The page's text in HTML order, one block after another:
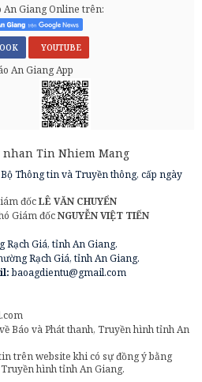
An Giang Online trên:
YOUTUBE
An Giang App
Thông tin và Truyền thông, cấp ngày
đốcLÊ VĂN CHUYỂN
Giám đốcNGUYỄN VIỆT TIẾN
Rạch Giá, tỉnh An Giang.
Rạch Giá, tỉnh An Giang.
baoagdientu@gmail.com
Báo và Phát thanh, Truyền hình tỉnh An
trên website khi có sự đồng ý bằng
hình tỉnh An Giang.